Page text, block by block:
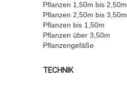
Pflanzen 1,50m bis 2,50m
Pflanzen 2,50m bis 3,50m
Pflanzen bis 1,50m
Pflanzen über 3,50m
Pflanzengefäße
TECHNIK